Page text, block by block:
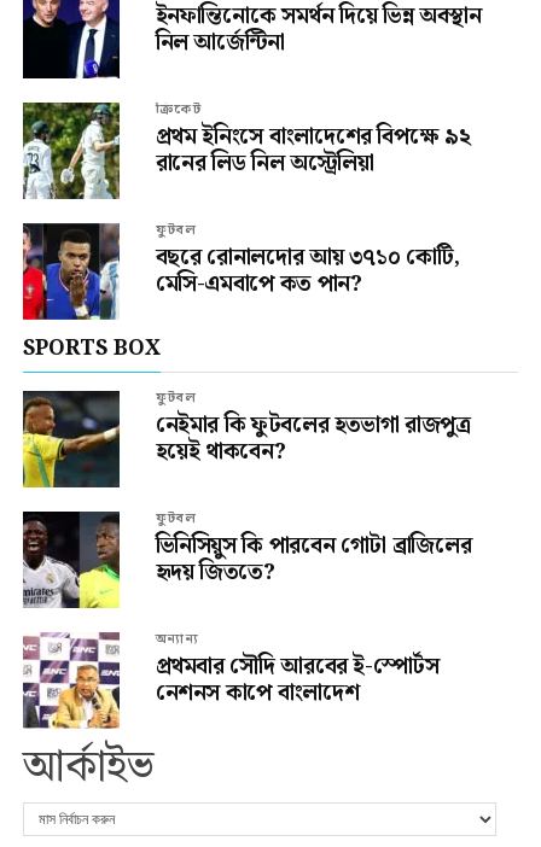
ইনফান্তিনোকে সমর্থন দিয়ে ভিন্ন অবস্থান
নিল আর্জেন্টিনা
ক্রিকেট
প্রথম ইনিংসে বাংলাদেশের বিপক্ষে ৯২
রানের লিড নিল অস্ট্রেলিয়া
ফুটবল
বছরে রোনালদোর আয় ৩৭১০ কোটি,
মেসি-এমবাপে কত পান?
SPORTS BOX
ফুটবল
নেইমার কি ফুটবলের হতভাগা রাজপুত্র
হয়েই থাকবেন?
ফুটবল
ভিনিসিয়ুস কি পারবেন গোটা ব্রাজিলের
হৃদয় জিততে?
অন্যান্য
প্রথমবার সৌদি আরবের ই-স্পোর্টস
নেশনস কাপে বাংলাদেশ
আর্কাইভ